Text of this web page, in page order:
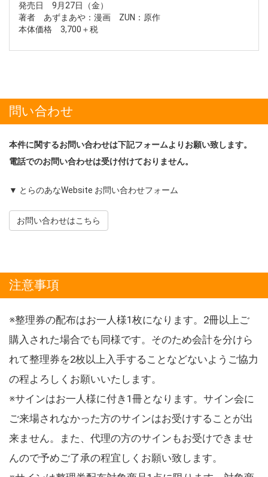
発売日 9月27日（金）
著者 あずまあや：漫画 ZUN：原作
本体価格 3,700＋税
問い合わせ
本件に関するお問い合わせは下記フォームよりお願い致します。
電話でのお問い合わせは受け付けておりません。
▼ とらのあなWebsite お問い合わせフォーム
お問い合わせはこちら
注意事項
※整理券の配布はお一人様1枚になります。2冊以上ご
購入された場合でも同様です。そのため会計を分けら
れて整理券を2枚以上入手することなどないようご協力
の程よろしくお願いいたします。
※サインはお一人様に付き1冊となります。サイン会に
ご来場されなかった方のサインはお受けすることが出
来ません。また、代理の方のサインもお受けできませ
んので予めご了承の程宜しくお願い致します。